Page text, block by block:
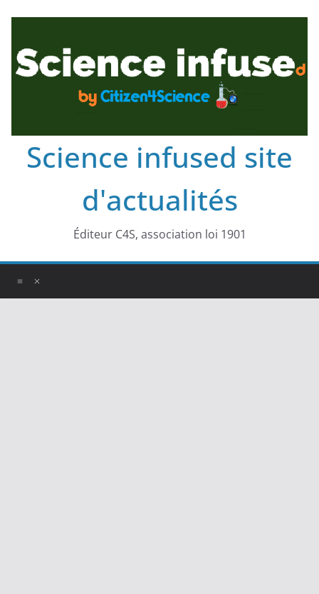
Science infused site
d'actualités
Éditeur C4S, association loi 1901